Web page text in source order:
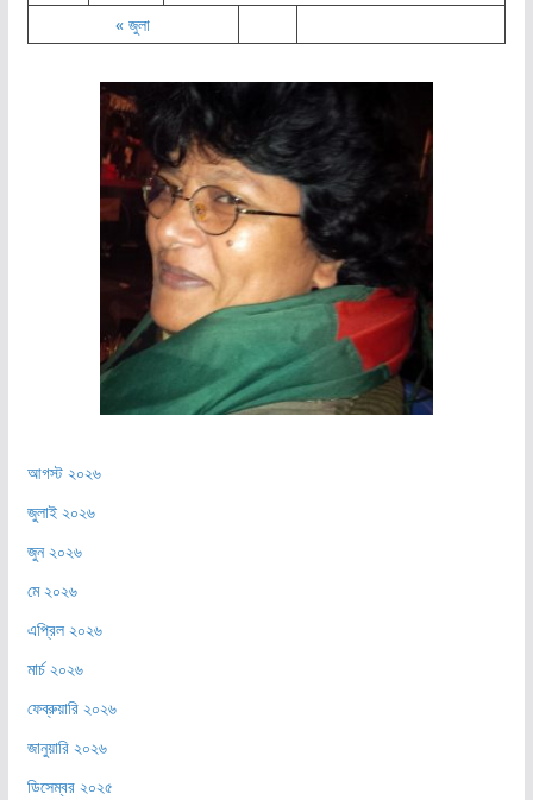
« জুলা
আগস্ট ২০২৬
জুলাই ২০২৬
জুন ২০২৬
মে ২০২৬
এপ্রিল ২০২৬
মার্চ ২০২৬
ফেব্রুয়ারি ২০২৬
জানুয়ারি ২০২৬
ডিসেম্বর ২০২৫